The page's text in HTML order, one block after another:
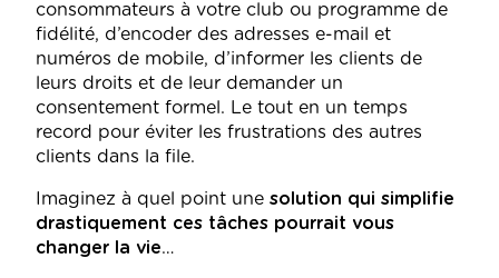
consommateurs à votre club ou programme de
fidélité, d’encoder des adresses e-mail et
numéros de mobile, d’informer les clients de
leurs droits et de leur demander un
consentement formel. Le tout en un temps
record pour éviter les frustrations des autres
clients dans la file.
Imaginez à quel point une solution qui simplifie
drastiquement ces tâches pourrait vous
changer la vie…